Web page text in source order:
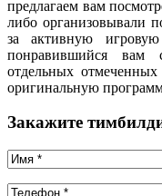
предлагаем вам
либо организовывали
за активную
понравившийся вам
отдельных
оригинальную
Закажите